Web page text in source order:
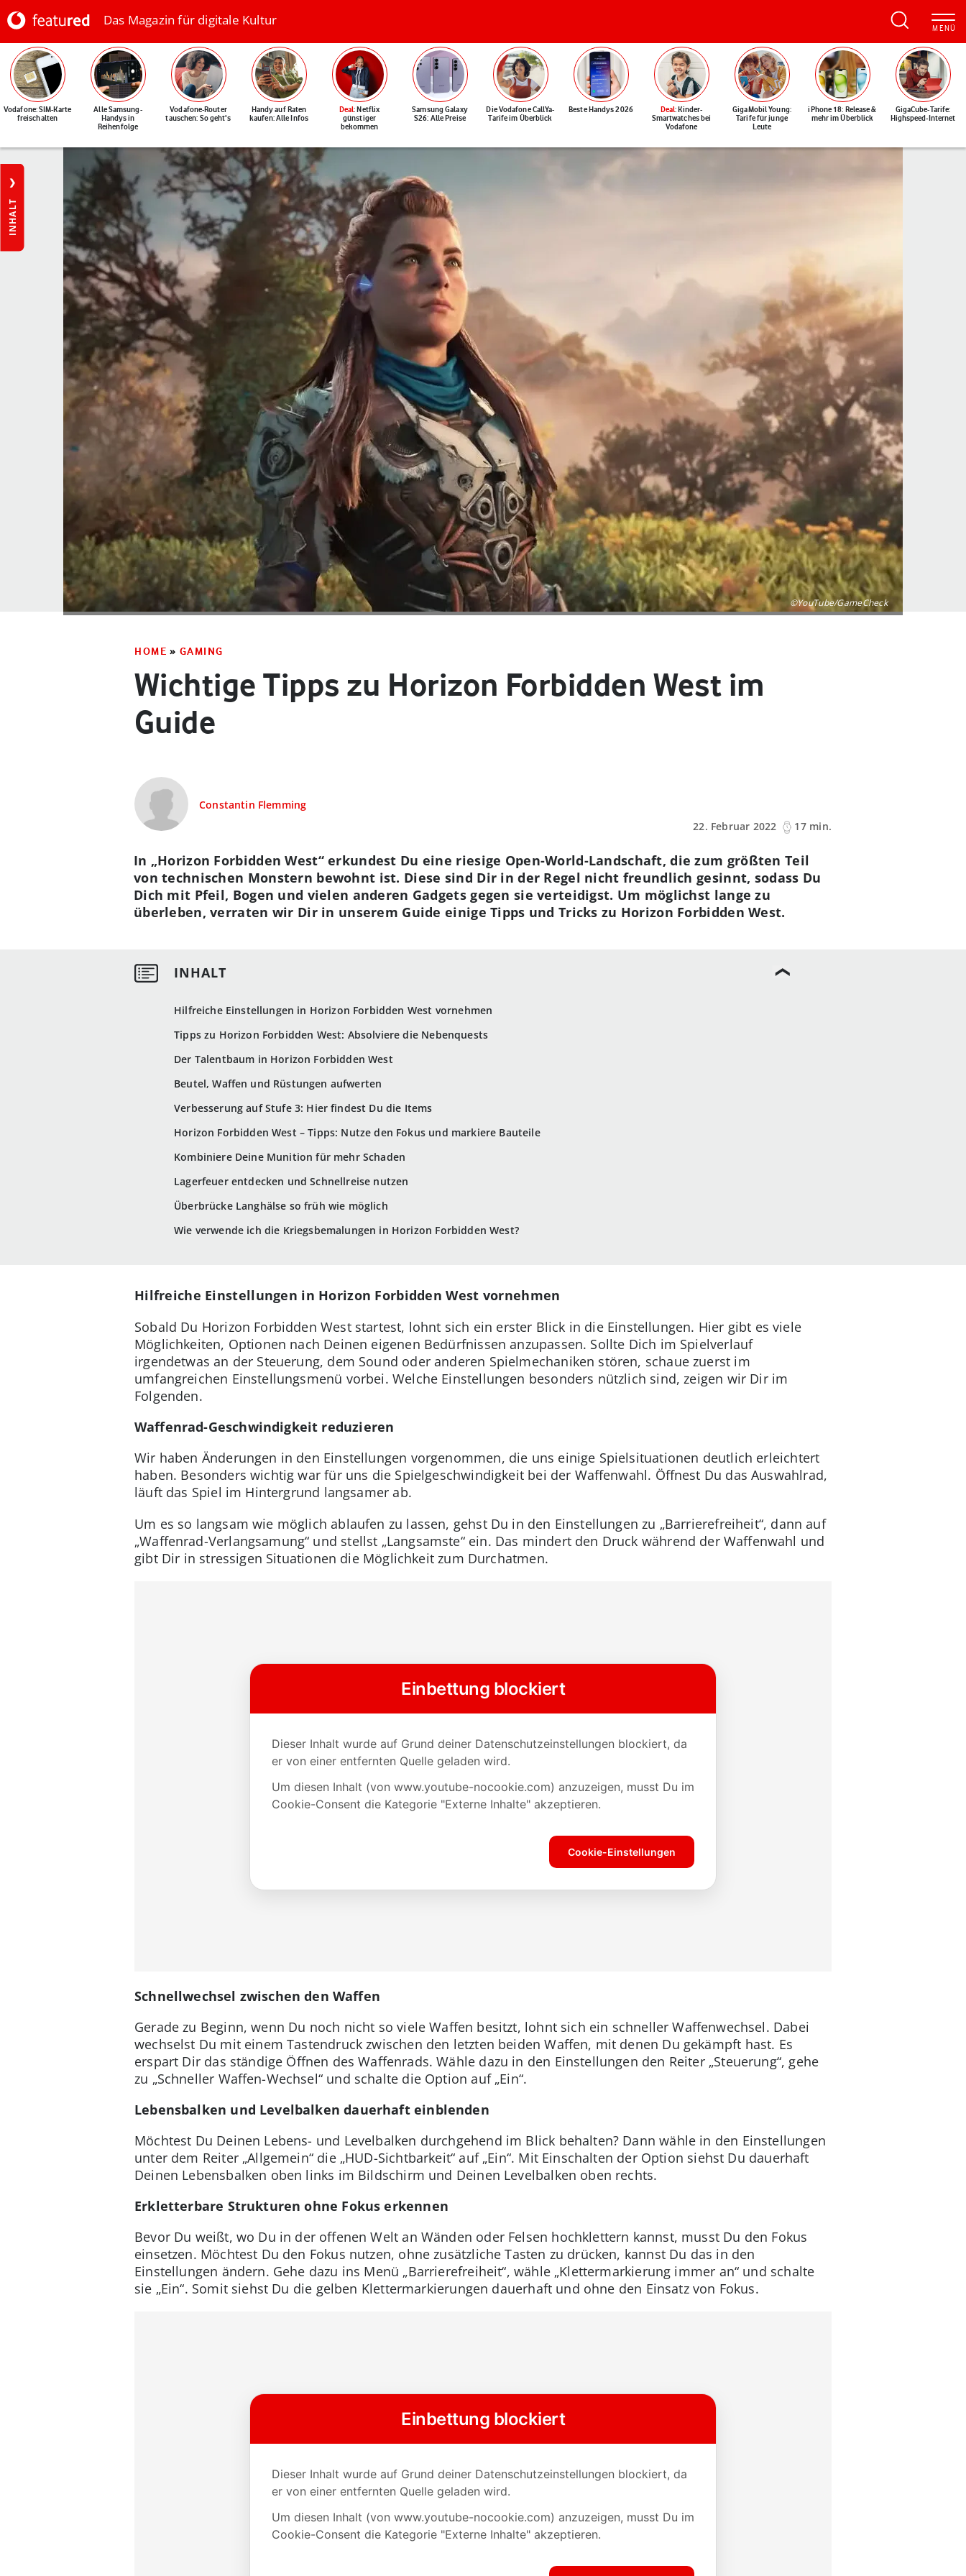
Das Magazin für digitale Kultur
Vodafone: SIM-Karte
freischalten
Alle Samsung-
Handys in
Reihenfolge
Vodafone-Router
tauschen: So geht's
Handy auf Raten
kaufen: Alle Infos
Deal: Netflix
günstiger
bekommen
Samsung Galaxy
S26: Alle Preise
Die Vodafone CallYa-
Tarife im Überblick
Beste Handys 2026 Deal: Kinder-
Smartwatches bei
Vodafone
GigaMobil Young:
Tarife für junge
Leute
iPhone 18: Release &
mehr im Überblick
GigaCube-Tarife:
Highspeed-Internet
INHALT
©YouTube/GameCheck
HOME » GAMING
Wichtige Tipps zu Horizon Forbidden West im
Guide
Constantin Flemming
22. Februar 2022
17 min.
Hilfreiche Einstellungen in Horizon Forbidden West vornehmen
Tipps zu Horizon Forbidden West: Absolviere die Nebenquests
Der Talentbaum in Horizon Forbidden West
Beutel, Waffen und Rüstungen aufwerten
Verbesserung auf Stufe 3: Hier findest Du die Items
Horizon Forbidden West – Tipps: Nutze den Fokus und markiere Bauteile
Kombiniere Deine Munition für mehr Schaden
Lagerfeuer entdecken und Schnellreise nutzen
Überbrücke Langhälse so früh wie möglich
Wie verwende ich die Kriegsbemalungen in Horizon Forbidden West?
In „Horizon Forbidden West“ erkundest Du eine riesige Open-World-Landschaft, die zum größten Teil
von technischen Monstern bewohnt ist. Diese sind Dir in der Regel nicht freundlich gesinnt, sodass Du
Dich mit Pfeil, Bogen und vielen anderen Gadgets gegen sie verteidigst. Um möglichst lange zu
überleben, verraten wir Dir in unserem Guide einige Tipps und Tricks zu Horizon Forbidden West.
Hilfreiche Einstellungen in Horizon Forbidden West vornehmen
Sobald Du Horizon Forbidden West startest, lohnt sich ein erster Blick in die Einstellungen. Hier gibt es viele
Möglichkeiten, Optionen nach Deinen eigenen Bedürfnissen anzupassen. Sollte Dich im Spielverlauf
irgendetwas an der Steuerung, dem Sound oder anderen Spielmechaniken stören, schaue zuerst im
umfangreichen Einstellungsmenü vorbei. Welche Einstellungen besonders nützlich sind, zeigen wir Dir im
Folgenden.
Waffenrad-Geschwindigkeit reduzieren
Wir haben Änderungen in den Einstellungen vorgenommen, die uns einige Spielsituationen deutlich erleichtert
haben. Besonders wichtig war für uns die Spielgeschwindigkeit bei der Waffenwahl. Öffnest Du das Auswahlrad,
läuft das Spiel im Hintergrund langsamer ab.
Um es so langsam wie möglich ablaufen zu lassen, gehst Du in den Einstellungen zu „Barrierefreiheit“, dann auf
„Waffenrad-Verlangsamung“ und stellst „Langsamste“ ein. Das mindert den Druck während der Waffenwahl und
gibt Dir in stressigen Situationen die Möglichkeit zum Durchatmen.
Schnellwechsel zwischen den Waffen
Gerade zu Beginn, wenn Du noch nicht so viele Waffen besitzt, lohnt sich ein schneller Waffenwechsel. Dabei
wechselst Du mit einem Tastendruck zwischen den letzten beiden Waffen, mit denen Du gekämpft hast. Es
erspart Dir das ständige Öffnen des Waffenrads. Wähle dazu in den Einstellungen den Reiter „Steuerung“, gehe
zu „Schneller Waffen-Wechsel“ und schalte die Option auf „Ein“.
Lebensbalken und Levelbalken dauerhaft einblenden
Möchtest Du Deinen Lebens- und Levelbalken durchgehend im Blick behalten? Dann wähle in den Einstellungen
unter dem Reiter „Allgemein“ die „HUD-Sichtbarkeit“ auf „Ein“. Mit Einschalten der Option siehst Du dauerhaft
Deinen Lebensbalken oben links im Bildschirm und Deinen Levelbalken oben rechts.
Erkletterbare Strukturen ohne Fokus erkennen
Bevor Du weißt, wo Du in der offenen Welt an Wänden oder Felsen hochklettern kannst, musst Du den Fokus
einsetzen. Möchtest Du den Fokus nutzen, ohne zusätzliche Tasten zu drücken, kannst Du das in den
Einstellungen ändern. Gehe dazu ins Menü „Barrierefreiheit“, wähle „Klettermarkierung immer an“ und schalte
sie „Ein“. Somit siehst Du die gelben Klettermarkierungen dauerhaft und ohne den Einsatz von Fokus.